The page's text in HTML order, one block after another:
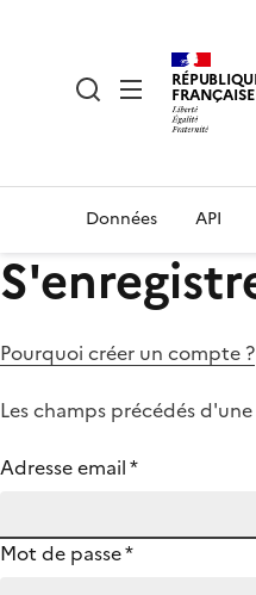
FRANÇAISE
Données API
Pourquoi créer un compte ?
Les champs précédés
Adresse email*
Mot de passe*